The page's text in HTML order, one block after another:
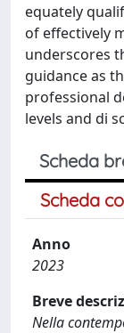
equately
of effectively
underscores
guidance as
professional
levels and di
Scheda
Scheda
Anno
2023
Breve
Nella